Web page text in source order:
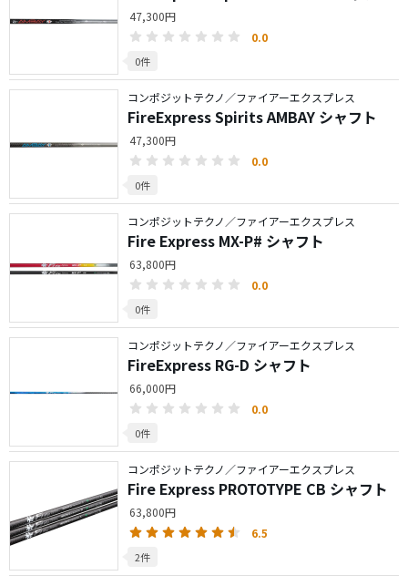
47,300円
0.0
0件
コンポジットテクノ／ファイアーエクスプレス
FireExpress Spirits AMBAY シャフト
47,300円
0.0
0件
コンポジットテクノ／ファイアーエクスプレス
Fire Express MX-P# シャフト
63,800円
0.0
0件
コンポジットテクノ／ファイアーエクスプレス
FireExpress RG-D シャフト
66,000円
0.0
0件
コンポジットテクノ／ファイアーエクスプレス
Fire Express PROTOTYPE CB シャフト
63,800円
6.5
2件